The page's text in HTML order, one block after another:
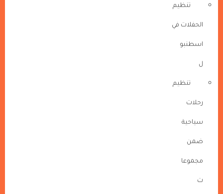
تنظيم
الحفلات في
اسطنبو
ل
تنظيم
رحلات
سياحية
ضمن
مجموعا
ت